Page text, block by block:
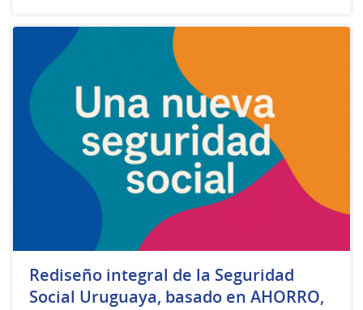
Rediseño integral de la Seguridad
Social Uruguaya, basado en AHORRO,